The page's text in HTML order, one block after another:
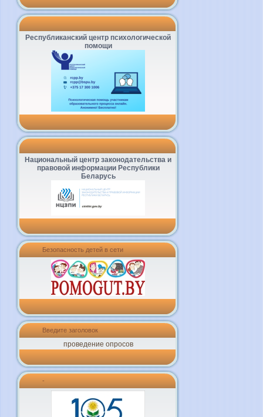
Республиканский центр психологической
помощи
Национальный центр законодательства и
правовой информации Республики
Беларусь
Безопасность детей в сети
Введите заголовок
проведение опросов
-